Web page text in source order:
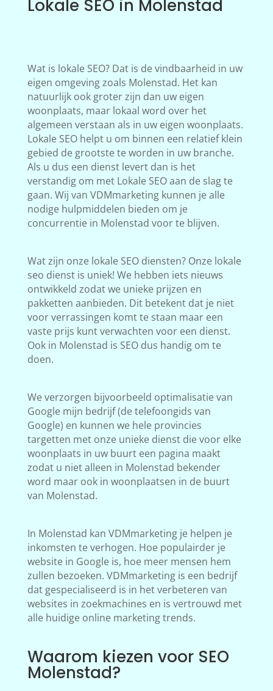
Lokale SEO in Molenstad
Wat is lokale SEO? Dat is de vindbaarheid in uw
eigen omgeving zoals Molenstad. Het kan
natuurlijk ook groter zijn dan uw eigen
woonplaats, maar lokaal word over het
algemeen verstaan als in uw eigen woonplaats.
Lokale SEO helpt u om binnen een relatief klein
gebied de grootste te worden in uw branche.
Als u dus een dienst levert dan is het
verstandig om met Lokale SEO aan de slag te
gaan. Wij van VDMmarketing kunnen je alle
nodige hulpmiddelen bieden om je
concurrentie in Molenstad voor te blijven.
Wat zijn onze lokale SEO diensten? Onze lokale
seo dienst is uniek! We hebben iets nieuws
ontwikkeld zodat we unieke prijzen en
pakketten aanbieden. Dit betekent dat je niet
voor verrassingen komt te staan maar een
vaste prijs kunt verwachten voor een dienst.
Ook in Molenstad is SEO dus handig om te
doen.
We verzorgen bijvoorbeeld optimalisatie van
Google mijn bedrijf (de telefoongids van
Google) en kunnen we hele provincies
targetten met onze unieke dienst die voor elke
woonplaats in uw buurt een pagina maakt
zodat u niet alleen in Molenstad bekender
word maar ook in woonplaatsen in de buurt
van Molenstad.
In Molenstad kan VDMmarketing je helpen je
inkomsten te verhogen. Hoe populairder je
website in Google is, hoe meer mensen hem
zullen bezoeken. VDMmarketing is een bedrijf
dat gespecialiseerd is in het verbeteren van
websites in zoekmachines en is vertrouwd met
alle huidige online marketing trends.
Waarom kiezen voor SEO
Molenstad?